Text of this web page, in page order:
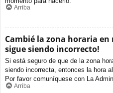
Arriba
Cambié la zona horaria
sigue siendo incorrecto!
Si está seguro de que de la zona
siendo incorrecta, entonces la hora
Por favor comuníquese con La
Arriba